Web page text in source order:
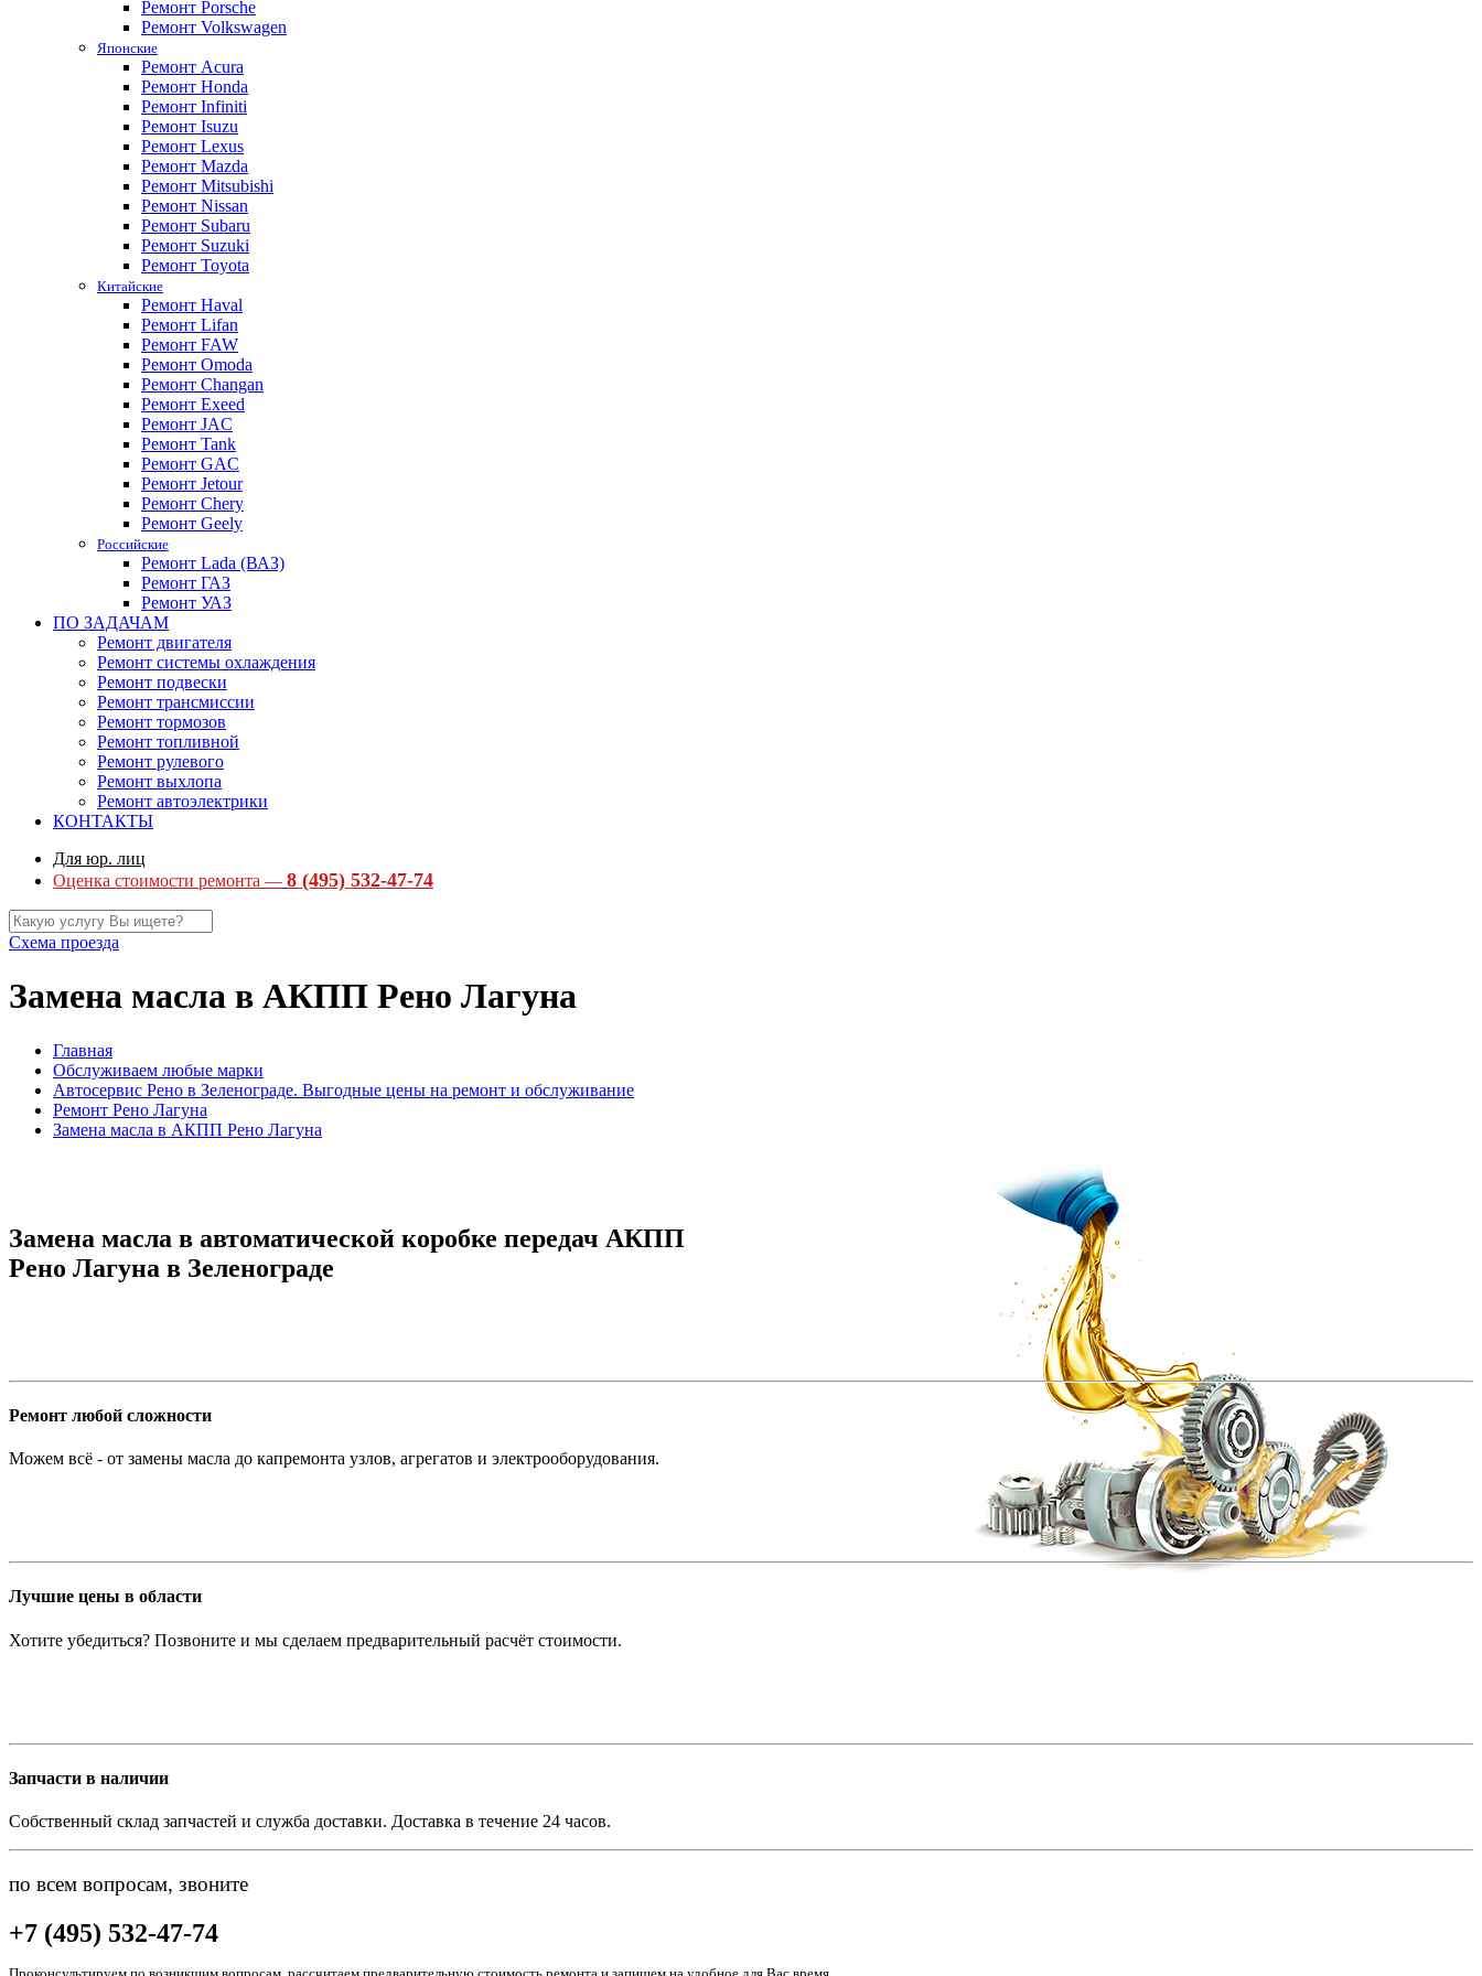
Ремонт Porsche
Ремонт Volkswagen
Японские
Ремонт Acura
Ремонт Honda
Ремонт Infiniti
Ремонт Isuzu
Ремонт Lexus
Ремонт Mazda
Ремонт Mitsubishi
Ремонт Nissan
Ремонт Subaru
Ремонт Suzuki
Ремонт Toyota
Китайские
Ремонт Haval
Ремонт Lifan
Ремонт FAW
Ремонт Omoda
Ремонт Changan
Ремонт Exeed
Ремонт JAC
Ремонт Tank
Ремонт GAC
Ремонт Jetour
Ремонт Chery
Ремонт Geely
Российские
Ремонт Lada (ВАЗ)
Ремонт ГАЗ
Ремонт УАЗ
ПО ЗАДАЧАМ
Ремонт двигателя
Ремонт системы охлаждения
Ремонт подвески
Ремонт трансмиссии
Ремонт тормозов
Ремонт топливной
Ремонт рулевого
Ремонт выхлопа
Ремонт автоэлектрики
КОНТАКТЫ
Для юр. лиц
Оценка стоимости ремонта — 8 (495) 532-47-74
Схема проезда
Замена масла в АКПП Рено Лагуна
Главная
Обслуживаем любые марки
Автосервис Рено в Зеленограде. Выгодные цены на ремонт и обслуживание
Ремонт Рено Лагуна
Замена масла в АКПП Рено Лагуна
Замена масла в автоматической коробке передач АКПП
Рено Лагуна в Зеленограде
Ремонт любой сложности
Можем всё - от замены масла до капремонта узлов, агрегатов и электрооборудования.
Лучшие цены в области
Хотите убедиться? Позвоните и мы сделаем предварительный расчёт стоимости.
Запчасти в наличии
Собственный склад запчастей и служба доставки. Доставка в течение 24 часов.
по всем вопросам, звоните
+7 (495) 532-47-74